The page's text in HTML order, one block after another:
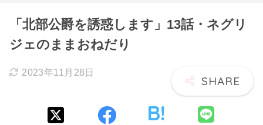
「北部公爵を誘惑します」13話・ネグリ
ジェのままおねだり
2023年11月28日